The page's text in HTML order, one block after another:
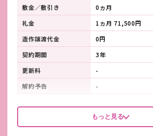
敷金／敷引き
0ヵ月
礼金
1ヵ月 71,500円
造作譲渡代金
0円
契約期間
3年
更新料
-
解約予告
-
看板製作費
-
看板使用料・
-
もっと見る